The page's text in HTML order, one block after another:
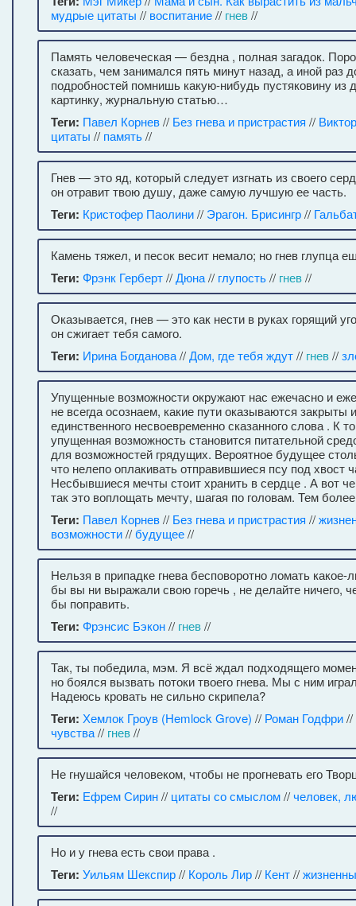
мудрые цитаты // воспитание// гнев//
Память человеческая — бездна , полная загадок.
сказать, чем занимался пять минут назад, а иной раз
подробностей помнишь какую-нибудь пустяковину из
картинку, журнальную статью…
Теги: Павел Корнев// Без гнева и пристрастия //
цитаты // память//
Гнев — это яд, который следует изгнать из своего
он отравит твою душу, даже самую лучшую ее часть.
Теги: Кристофер Паолини// Эрагон. Брисингр//
Камень тяжел, и песок весит немало; но гнев глупца
Теги: Фрэнк Герберт//Дюна// глупость// гнев//
Оказывается, гнев — это как нести в руках горящий
он сжигает тебя самого.
Теги: Ирина Богданова//Дом, где тебя ждут// гнев//
Упущенные возможности окружают нас ежечасно и
не всегда осознаем, какие пути оказываются закрыты
единственного несвоевременно сказанного слова . К
упущенная возможность становится питательной
для возможностей грядущих. Вероятное будущее
что нелепо оплакивать отправившиеся псу под хвост
Несбывшиеся мечты стоит хранить в сердце . А вот
так это воплощать мечту, шагая по головам. Тем
Теги: Павел Корнев// Без гнева и пристрастия //
возможности//будущее//
Нельзя в припадке гнева бесповоротно ломать какое-
бы вы ни выражали свою горечь , не делайте ничего,
бы поправить.
Теги: Фрэнсис Бэкон// гнев//
Так, ты победила, мэм. Я всё ждал подходящего
но боялся вызвать потоки твоего гнева. Мы с ним
Надеюсь кровать не сильно скрипела?
Теги: Хемлок Гроув (Hemlock Grove) // Роман Годфри//
чувства// гнев//
Не гнушайся человеком, чтобы не прогневать его
Теги: Ефрем Сирин// цитаты со смыслом//человек,
//
Но и у гнева есть свои права .
Теги: Уильям Шекспир// Король Лир// Кент//